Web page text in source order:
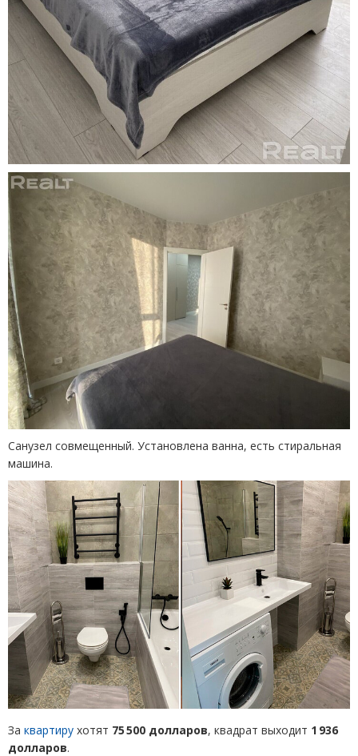
Санузел совмещенный. Установлена ванна, есть стиральная
машина.
За квартиру хотят 75 500 долларов, квадрат выходит 1 936
долларов.